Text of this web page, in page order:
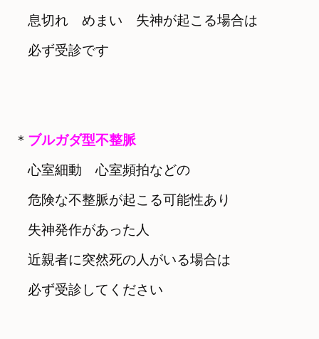
息切れ　めまい　失神が起こる場合は
必ず受診です
＊
心室細動　心室頻拍などの
危険な不整脈が起こる可能性あり
失神発作があった人
近親者に突然死の人がいる場合は
必ず受診してください